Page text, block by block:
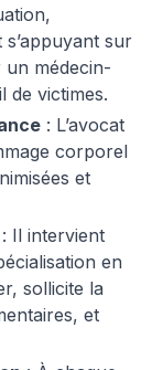
sur
médecin-
de victimes.
: L’avocat
corporel
et
: Il intervient
en
sollicite la
et